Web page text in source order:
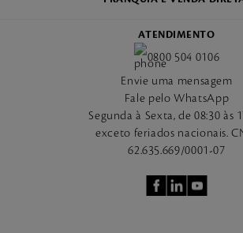
ATENDIMENTO
0800 504 0106
Envie uma mensagem
Fale pelo WhatsApp
Segunda à Sexta, de 08:30 às
exceto feriados nacionais.
62.635.669/0001-07